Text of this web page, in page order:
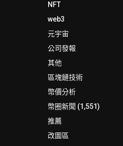
NFT
web3
元宇宙
公司發報
其他
區塊鏈技術
幣價分析
幣圈新聞 (1,551)
推薦
改圖區